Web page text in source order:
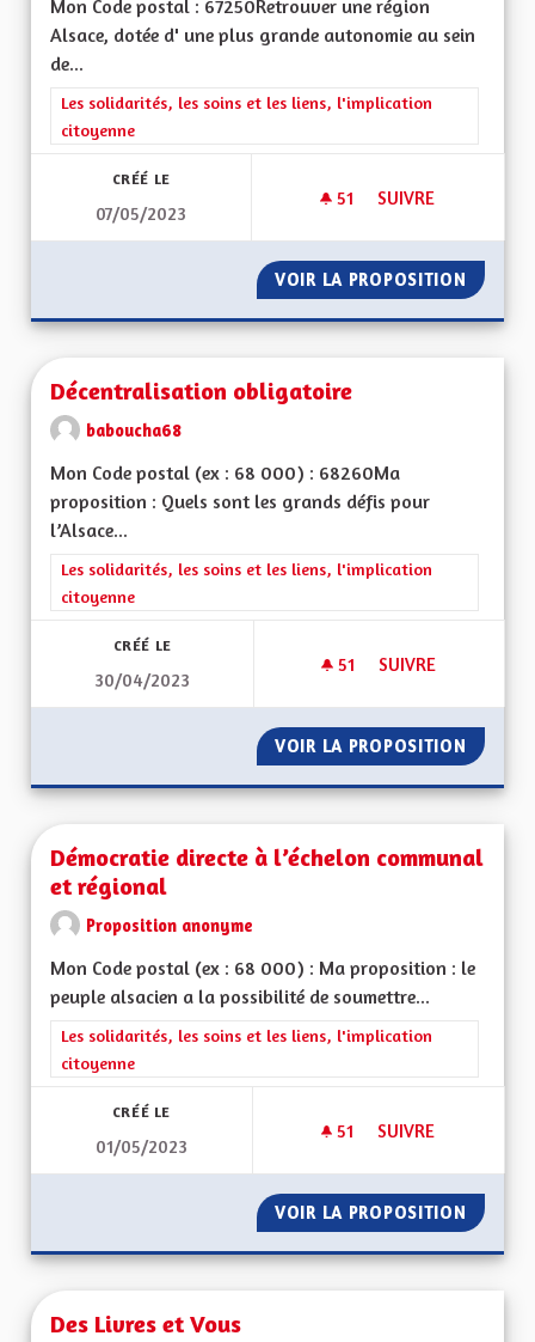
Mon Code postal : 67250Retrouver une région
Alsace, dotée d' une plus grande autonomie au sein
de...
Filtrer les résultats de la catégorie : Les solidarités, les soins
Les solidarités, les soins et les liens, l'implication
citoyenne
CRÉÉ LE
07/05/2023
51 51 ABONNÉS
SUIVRE
VOIR LA PROPOSITION
Décentralisation obligatoire
baboucha68
Mon Code postal (ex : 68 000) : 68260Ma
proposition : Quels sont les grands défis pour
l’Alsace...
Filtrer les résultats de la catégorie : Les solidarités, les soins
Les solidarités, les soins et les liens, l'implication
citoyenne
CRÉÉ LE
30/04/2023
51 51 ABONNÉS
SUIVRE
VOIR LA PROPOSITION
Démocratie directe à l’échelon communal
et régional
Proposition anonyme
Mon Code postal (ex : 68 000) : Ma proposition : le
peuple alsacien a la possibilité de soumettre...
Filtrer les résultats de la catégorie : Les solidarités, les soins
Les solidarités, les soins et les liens, l'implication
citoyenne
CRÉÉ LE
01/05/2023
51 51 ABONNÉS
SUIVRE
VOIR LA PROPOSITION
Des Livres et Vous